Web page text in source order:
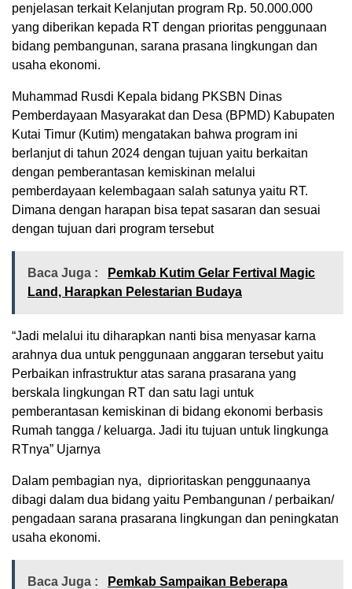
penjelasan terkait Kelanjutan program Rp. 50.000.000
yang diberikan kepada RT dengan prioritas penggunaan
bidang pembangunan, sarana prasana lingkungan dan
usaha ekonomi.
Muhammad Rusdi Kepala bidang PKSBN Dinas
Pemberdayaan Masyarakat dan Desa (BPMD) Kabupaten
Kutai Timur (Kutim) mengatakan bahwa program ini
berlanjut di tahun 2024 dengan tujuan yaitu berkaitan
dengan pemberantasan kemiskinan melalui
pemberdayaan kelembagaan salah satunya yaitu RT.
Dimana dengan harapan bisa tepat sasaran dan sesuai
dengan tujuan dari program tersebut
Baca Juga :
Pemkab Kutim Gelar Fertival Magic
Land, Harapkan Pelestarian Budaya
“Jadi melalui itu diharapkan nanti bisa menyasar karna
arahnya dua untuk penggunaan anggaran tersebut yaitu
Perbaikan infrastruktur atas sarana prasarana yang
berskala lingkungan RT dan satu lagi untuk
pemberantasan kemiskinan di bidang ekonomi berbasis
Rumah tangga / keluarga. Jadi itu tujuan untuk lingkunga
RTnya” Ujarnya
Dalam pembagian nya, diprioritaskan penggunaanya
dibagi dalam dua bidang yaitu Pembangunan / perbaikan/
pengadaan sarana prasarana lingkungan dan ⁠peningkatan
usaha ekonomi.
Baca Juga :
Pemkab Sampaikan Beberapa